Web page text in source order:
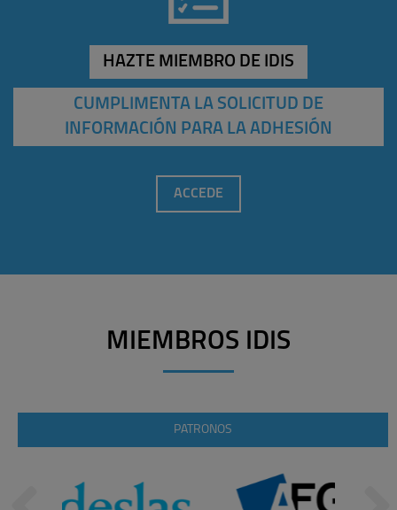
HAZTE MIEMBRO DE IDIS
CUMPLIMENTA LA SOLICITUD DE
INFORMACIÓN PARA LA ADHESIÓN
ACCEDE
MIEMBROS IDIS
PATRONOS